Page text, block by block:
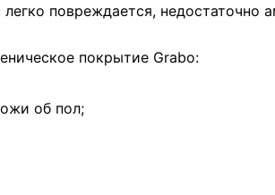
повреждается, недостаточно
покрытие Grabo:
об пол;